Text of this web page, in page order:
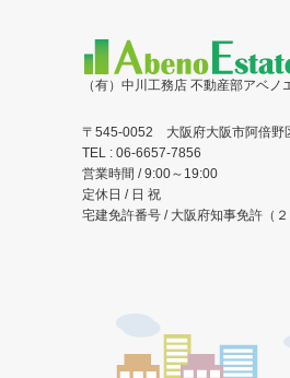
（有）中川工務店 不動産部アベノ
〒545-0052 大阪府大阪市阿倍野
TEL : 06-6657-7856
営業時間 / 9:00～19:00
定休日 / 日 祝
宅建免許番号 / 大阪府知事免許（